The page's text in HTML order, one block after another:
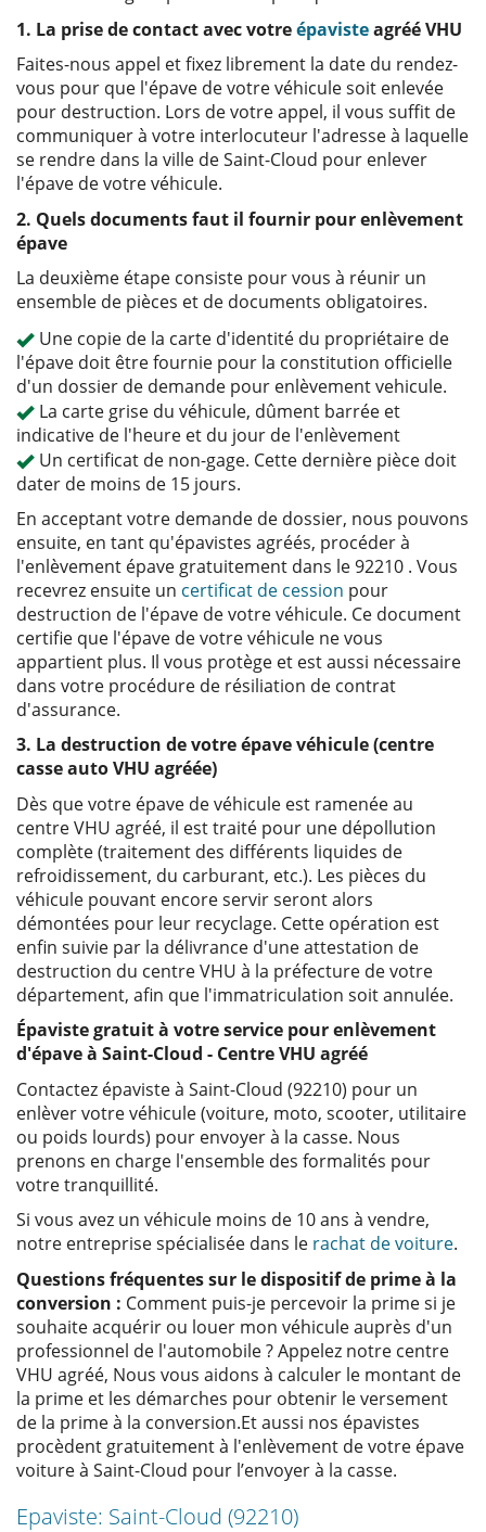
1. La prise de contact avec votreépavisteagréé VHU
Faites-nous appel et fixez librement la date du rendez-
vous pour que l'épave de votre véhicule soit enlevée
pour destruction. Lors de votre appel, il vous suffit de
communiquer à votre interlocuteur l'adresse à laquelle
se rendre dans la ville de Saint-Cloud pour enlever
l'épave de votre véhicule.
2. Quels documents faut il fournir pour enlèvement
épave
La deuxième étape consiste pour vous à réunir un
ensemble de pièces et de documents obligatoires.
Une copie de la carte d'identité du propriétaire de
l'épave doit être fournie pour la constitution officielle
d'un dossier de demande pour enlèvement vehicule.
La carte grise du véhicule, dûment barrée et
indicative de l'heure et du jour de l'enlèvement
Un certificat de non-gage. Cette dernière pièce doit
dater de moins de 15 jours.
En acceptant votre demande de dossier, nous pouvons
ensuite, en tant qu'épavistes agréés, procéder à
l'enlèvement épave gratuitement dans le 92210 . Vous
recevrez ensuite un certificat de cession pour
destruction de l'épave de votre véhicule. Ce document
certifie que l'épave de votre véhicule ne vous
appartient plus. Il vous protège et est aussi nécessaire
dans votre procédure de résiliation de contrat
d'assurance.
3. La destruction de votre épave véhicule (centre
casse auto VHU agréée)
Dès que votre épave de véhicule est ramenée au
centre VHU agréé, il est traité pour une dépollution
complète (traitement des différents liquides de
refroidissement, du carburant, etc.). Les pièces du
véhicule pouvant encore servir seront alors
démontées pour leur recyclage. Cette opération est
enfin suivie par la délivrance d'une attestation de
destruction du centre VHU à la préfecture de votre
département, afin que l'immatriculation soit annulée.
Épaviste gratuit à votre service pour enlèvement
d'épave à Saint-Cloud - Centre VHU agréé
Contactez épaviste à Saint-Cloud (92210) pour un
enlèver votre véhicule (voiture, moto, scooter, utilitaire
ou poids lourds) pour envoyer à la casse. Nous
prenons en charge l'ensemble des formalités pour
votre tranquillité.
Si vous avez un véhicule moins de 10 ans à vendre,
notre entreprise spécialisée dans le rachat de voiture.
Questions fréquentes sur le dispositif de prime à la
conversion : Comment puis-je percevoir la prime si je
souhaite acquérir ou louer mon véhicule auprès d'un
professionnel de l'automobile ? Appelez notre centre
VHU agréé, Nous vous aidons à calculer le montant de
la prime et les démarches pour obtenir le versement
de la prime à la conversion.Et aussi nos épavistes
procèdent gratuitement à l'enlèvement de votre épave
voiture à Saint-Cloud pour l’envoyer à la casse.
Epaviste: Saint-Cloud (92210)